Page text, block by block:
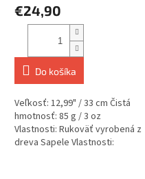
€24,90
Do košíka
Veľkosť: 12,99" / 33 cm Čistá
hmotnosť: 85 g / 3 oz
Vlastnosti: Rukoväť vyrobená z
dreva Sapele Vlastnosti: